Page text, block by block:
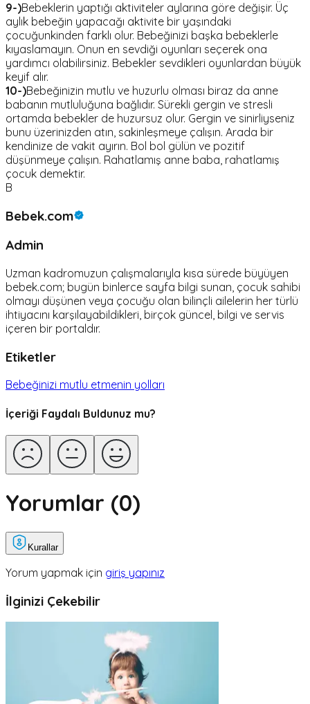
9-)Bebeklerin yaptığı aktiviteler aylarına göre değişir. Üç
aylık bebeğin yapacağı aktivite bir yaşındaki
çocuğunkinden farklı olur. Bebeğinizi başka bebeklerle
kıyaslamayın. Onun en sevdiği oyunları seçerek ona
yardımcı olabilirsiniz. Bebekler sevdikleri oyunlardan büyük
keyif alır.
10-)Bebeğinizin mutlu ve huzurlu olması biraz da anne
babanın mutluluğuna bağlıdır. Sürekli gergin ve stresli
ortamda bebekler de huzursuz olur. Gergin ve sinirliyseniz
bunu üzerinizden atın, sakinleşmeye çalışın. Arada bir
kendinize de vakit ayırın. Bol bol gülün ve pozitif
düşünmeye çalışın. Rahatlamış anne baba, rahatlamış
çocuk demektir.
B
Bebek.com
Admin
Uzman kadromuzun çalışmalarıyla kısa sürede büyüyen
bebek.com; bugün binlerce sayfa bilgi sunan, çocuk sahibi
olmayı düşünen veya çocuğu olan bilinçli ailelerin her türlü
ihtiyacını karşılayabildikleri, birçok güncel, bilgi ve servis
içeren bir portaldır.
Etiketler
Bebeğinizi mutlu etmenin yolları
İçeriği Faydalı Buldunuz mu?
Yorumlar (0)
Kurallar
Yorum yapmak için giriş yapınız
İlginizi Çekebilir